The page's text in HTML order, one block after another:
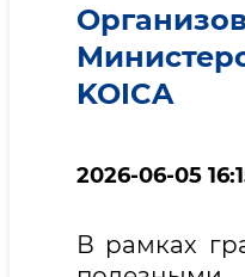
KOICA
2026-06-05
В рамках